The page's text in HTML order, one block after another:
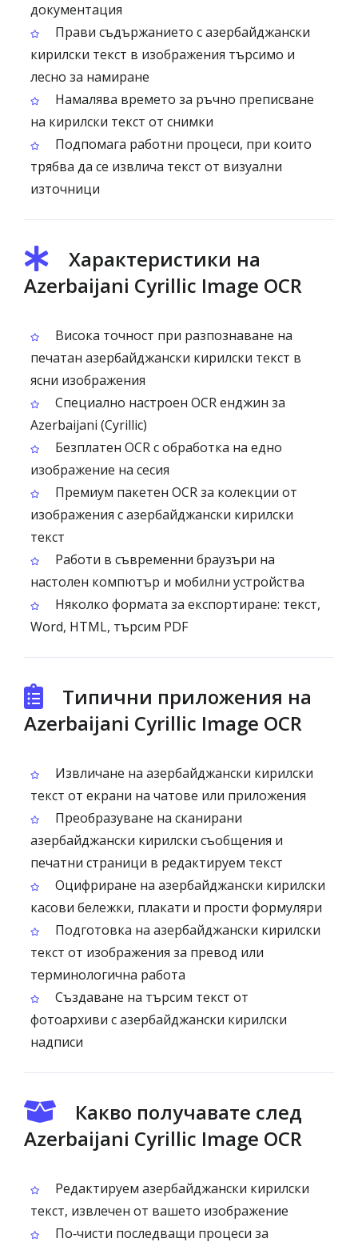
документация
Прави съдържанието с азербайджански
кирилски текст в изображения търсимо и
лесно за намиране
Намалява времето за ръчно преписване
на кирилски текст от снимки
Подпомага работни процеси, при които
трябва да се извлича текст от визуални
източници
Характеристики на
Azerbaijani Cyrillic Image OCR
Висока точност при разпознаване на
печатан азербайджански кирилски текст в
ясни изображения
Специално настроен OCR енджин за
Azerbaijani (Cyrillic)
Безплатен OCR с обработка на едно
изображение на сесия
Премиум пакетен OCR за колекции от
изображения с азербайджански кирилски
текст
Работи в съвременни браузъри на
настолен компютър и мобилни устройства
Няколко формата за експортиране: текст,
Word, HTML, търсим PDF
Типични приложения на
Azerbaijani Cyrillic Image OCR
Извличане на азербайджански кирилски
текст от екрани на чатове или приложения
Преобразуване на сканирани
азербайджански кирилски съобщения и
печатни страници в редактируем текст
Оцифриране на азербайджански кирилски
касови бележки, плакати и прости формуляри
Подготовка на азербайджански кирилски
текст от изображения за превод или
терминологична работа
Създаване на търсим текст от
фотоархиви с азербайджански кирилски
надписи
Какво получавате след
Azerbaijani Cyrillic Image OCR
Редактируем азербайджански кирилски
текст, извлечен от вашето изображение
По‑чисти последващи процеси за